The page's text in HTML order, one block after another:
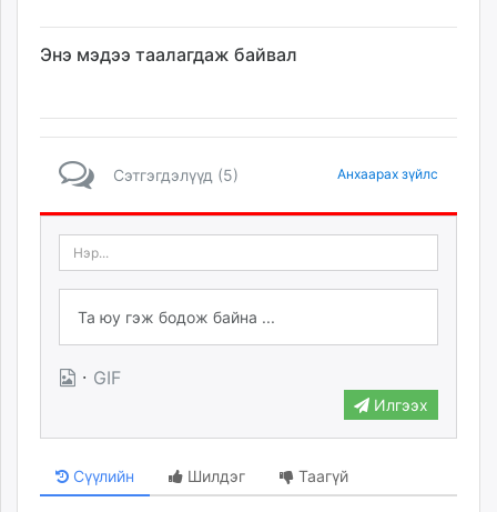
Энэ мэдээ таалагдаж байвал
Сэтгэгдэлүүд (5) Анхаарах зүйлс
· GIF
Илгээх
Сүүлийн Шилдэг Таагүй